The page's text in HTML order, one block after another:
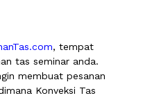
, tempat
tas seminar anda.
membuat pesanan
Konveksi Tas